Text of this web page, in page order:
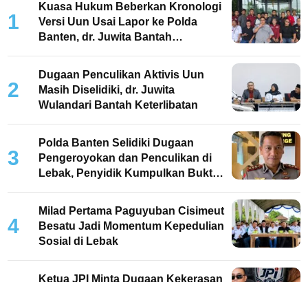
1
Kuasa Hukum Beberkan Kronologi
Versi Uun Usai Lapor ke Polda
Banten, dr. Juwita Bantah
2
Dugaan Penculikan Aktivis Uun
Masih Diselidiki, dr. Juwita
Wulandari Bantah Keterlibatan
3
Polda Banten Selidiki Dugaan
Pengeroyokan dan Penculikan di
Lebak, Penyidik Kumpulkan Bukti
4
Milad Pertama Paguyuban Cisimeut
Besatu Jadi Momentum Kepedulian
Sosial di Lebak
Ketua JPI Minta Dugaan Kekerasan